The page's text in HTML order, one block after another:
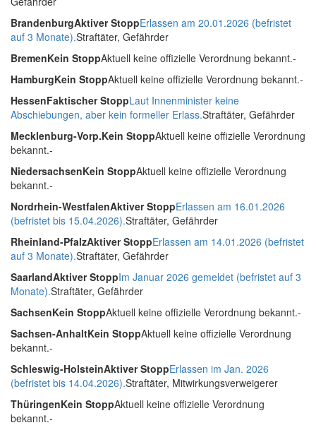
BrandenburgAktiver StoppErlassen am 20.01.2026 (befristet
auf 3 Monate).Straftäter, Gefährder
BremenKein StoppAktuell keine offizielle Verordnung bekannt.-
HamburgKein StoppAktuell keine offizielle Verordnung bekannt.-
HessenFaktischer StoppLaut Innenminister keine
Abschiebungen, aber kein formeller Erlass.Straftäter, Gefährder
Mecklenburg-Vorp.Kein StoppAktuell keine offizielle Verordnung
bekannt.-
NiedersachsenKein StoppAktuell keine offizielle Verordnung
bekannt.-
Nordrhein-WestfalenAktiver StoppErlassen am 16.01.2026
(befristet bis 15.04.2026).Straftäter, Gefährder
Rheinland-PfalzAktiver StoppErlassen am 14.01.2026 (befristet
auf 3 Monate).Straftäter, Gefährder
SaarlandAktiver StoppIm Januar 2026 gemeldet (befristet auf 3
Monate).Straftäter, Gefährder
SachsenKein StoppAktuell keine offizielle Verordnung bekannt.-
Sachsen-AnhaltKein StoppAktuell keine offizielle Verordnung
bekannt.-
Schleswig-HolsteinAktiver StoppErlassen im Jan. 2026
(befristet bis 14.04.2026).Straftäter, Mitwirkungsverweigerer
ThüringenKein StoppAktuell keine offizielle Verordnung
bekannt.-